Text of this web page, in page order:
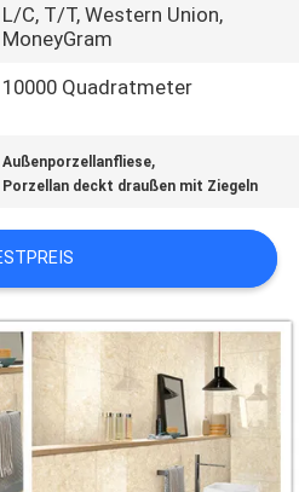
L/C, T/T, Western Union,
MoneyGram
10000 Quadratmeter
Außenporzellanfliese,
Porzellan deckt draußen mit Ziegeln